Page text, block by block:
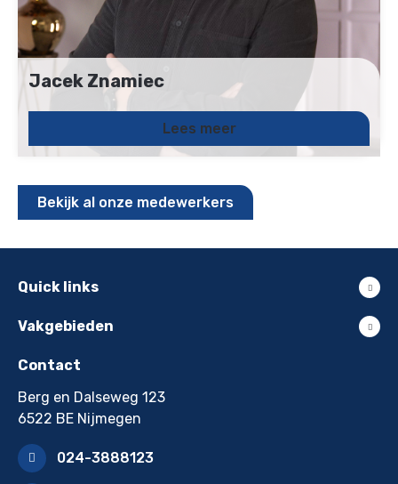
Jacek Znamiec
Junior Recruiter
Lees meer
Bekijk al onze medewerkers
Quick links
Vakgebieden
Contact
Berg en Dalseweg 123
6522 BE Nijmegen
024-3888123